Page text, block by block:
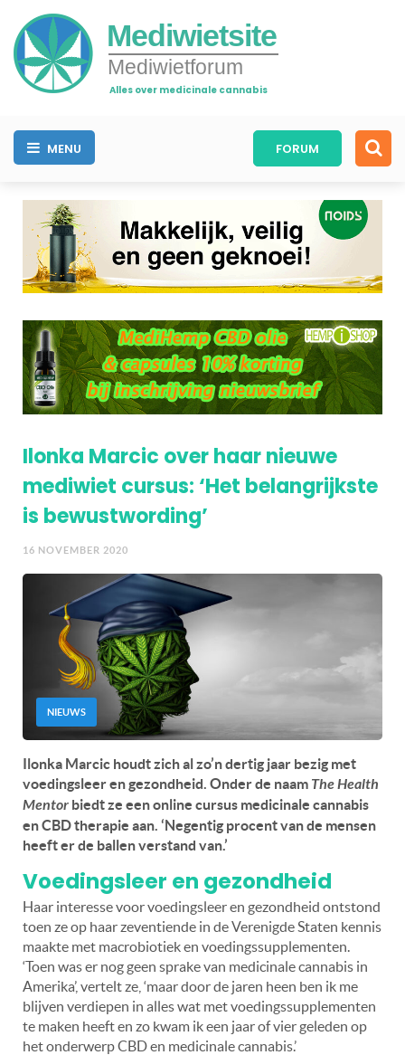
Mediwietsite
Mediwietforum
Alles over medicinale cannabis
MENU FORUM
Ilonka Marcic over haar nieuwe
mediwiet cursus: ‘Het belangrijkste
is bewustwording’
16 NOVEMBER 2020
NIEUWS
Ilonka Marcic houdt zich al zo’n dertig jaar bezig met
voedingsleer en gezondheid. Onder de naam The Health
Mentor biedt ze een online cursus medicinale cannabis
en CBD therapie aan. ‘Negentig procent van de mensen
heeft er de ballen verstand van.’
Voedingsleer en gezondheid
Haar interesse voor voedingsleer en gezondheid ontstond
toen ze op haar zeventiende in de Verenigde Staten kennis
maakte met macrobiotiek en voedingssupplementen.
‘Toen was er nog geen sprake van medicinale cannabis in
Amerika’, vertelt ze, ‘maar door de jaren heen ben ik me
blijven verdiepen in alles wat met voedingssupplementen
te maken heeft en zo kwam ik een jaar of vier geleden op
het onderwerp CBD en medicinale cannabis.’